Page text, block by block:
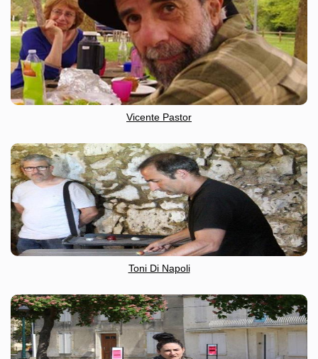
Vicente Pastor
Toni Di Napoli